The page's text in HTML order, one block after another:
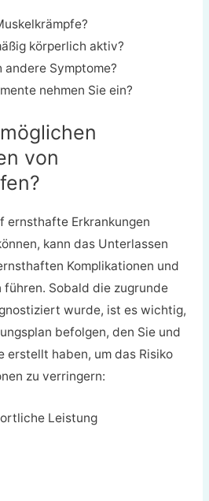
körperlich aktiv?
andere Symptome?
nehmen Sie ein?
von
ernsthafte Erkrankungen
kann das Unterlassen
Komplikationen und
Sobald die zugrunde
wurde, ist es wichtig,
befolgen, den Sie und
erstellt haben, um das Risiko
zu verringern:
Leistung